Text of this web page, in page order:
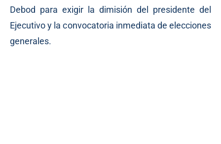
Debod para exigir la dimisión del presidente del
Ejecutivo y la convocatoria inmediata de elecciones
generales.